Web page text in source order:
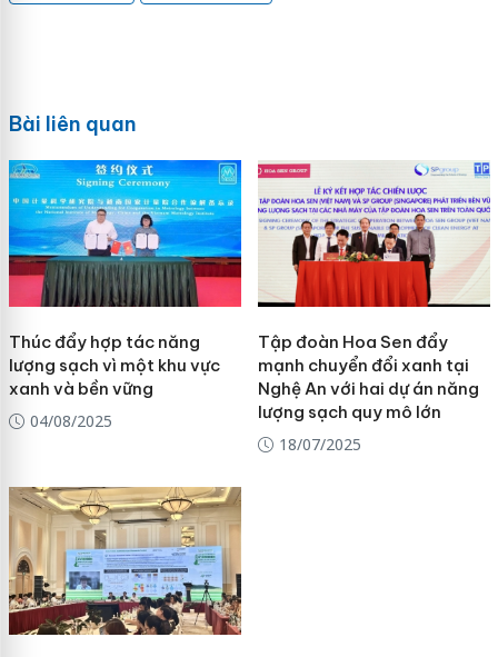
Bài liên quan
Thúc đẩy hợp tác năng
lượng sạch vì một khu vực
xanh và bền vững
04/08/2025
Tập đoàn Hoa Sen đẩy
mạnh chuyển đổi xanh tại
Nghệ An với hai dự án năng
lượng sạch quy mô lớn
18/07/2025